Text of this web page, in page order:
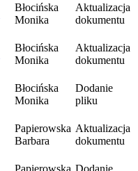
Błocińska
Monika
Aktualizacja
dokumentu
Błocińska
Monika
Aktualizacja
dokumentu
Błocińska
Monika
Dodanie
pliku
Papierowska
Barbara
Aktualizacja
dokumentu
Papierowska Dodanie